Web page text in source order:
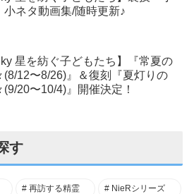
小ネタ動画集/随時更新♪
星を紡ぐ子どもたち】『常夏の
(8/12〜8/26)』＆復刻『夏灯りの
(9/20〜10/4)』開催決定！
す
再訪する精霊 NieRシリーズ